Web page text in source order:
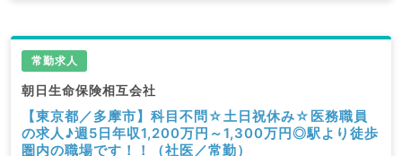
常勤求人
朝日生命保険相互会社
【東京都／多摩市】科目不問☆土日祝休み☆医務職員
の求人♪週5日年収1,200万円～1,300万円◎駅より徒歩
圏内の職場です！！（社医／常勤）